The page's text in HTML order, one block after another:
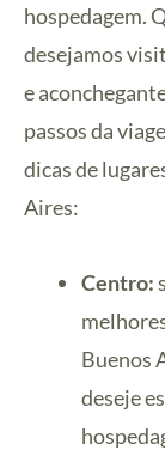
hospedagem.
desejamos
e
passos da
dicas de
Aires:
Centro:
Buenos
deseje